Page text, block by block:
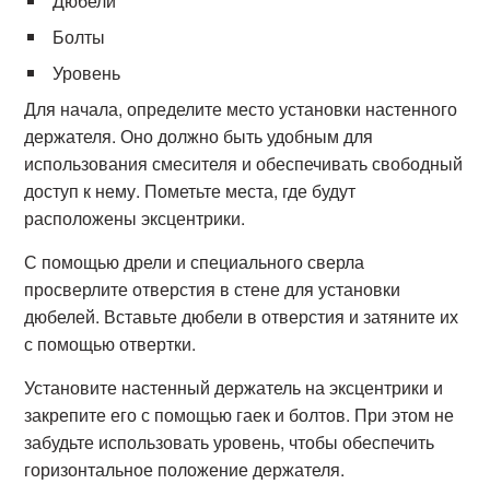
Болты
Уровень
Для начала, определите место установки настенного
держателя. Оно должно быть удобным для
использования смесителя и обеспечивать свободный
доступ к нему. Пометьте места, где будут
расположены эксцентрики.
С помощью дрели и специального сверла
просверлите отверстия в стене для установки
дюбелей. Вставьте дюбели в отверстия и затяните их
с помощью отвертки.
Установите настенный держатель на эксцентрики и
закрепите его с помощью гаек и болтов. При этом не
забудьте использовать уровень, чтобы обеспечить
горизонтальное положение держателя.